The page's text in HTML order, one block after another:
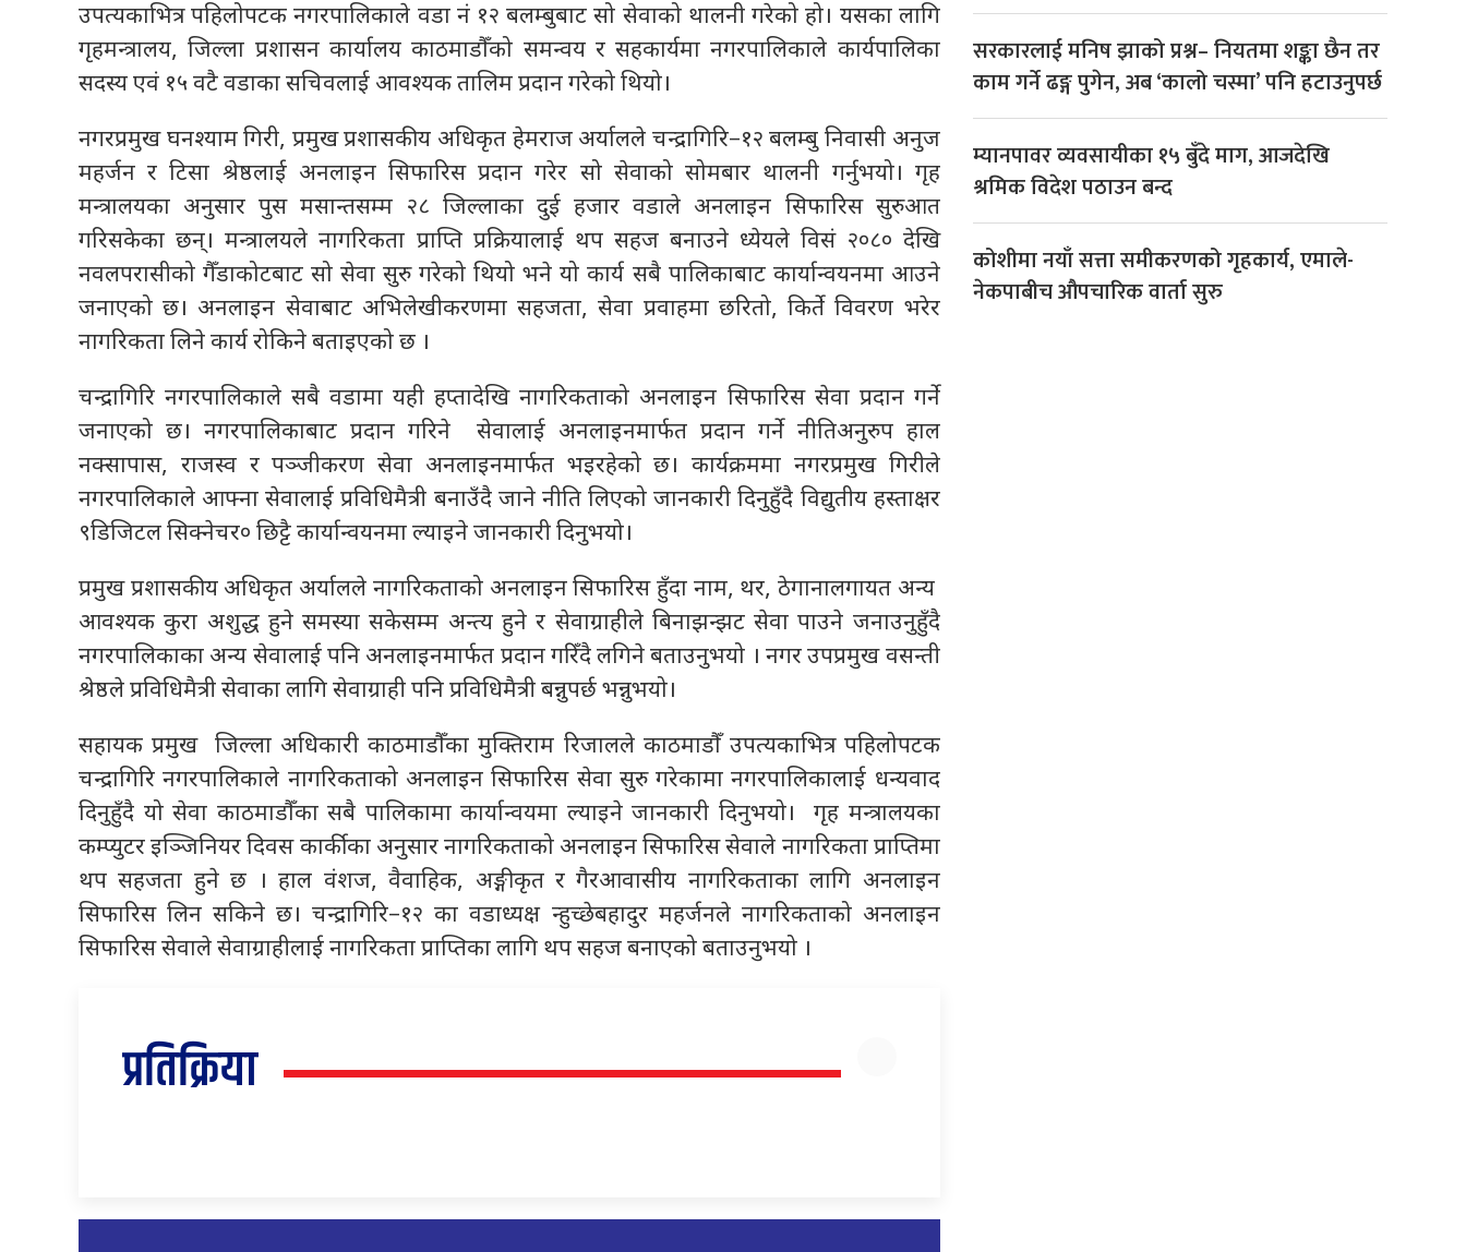
उपत्यकाभित्र पहिलोपटक नगरपालिकाले वडा नं १२ बलम्बुबाट सो सेवाको थालनी गरेको हो। यसका लागि
गृहमन्त्रालय, जिल्ला प्रशासन कार्यालय काठमाडौँको समन्वय र सहकार्यमा नगरपालिकाले कार्यपालिका
सदस्य एवं १५ वटै वडाका सचिवलाई आवश्यक तालिम प्रदान गरेको थियो।
नगरप्रमुख घनश्याम गिरी, प्रमुख प्रशासकीय अधिकृत हेमराज अर्यालले चन्द्रागिरि–१२ बलम्बु निवासी अनुज
महर्जन र टिसा श्रेष्ठलाई अनलाइन सिफारिस प्रदान गरेर सो सेवाको सोमबार थालनी गर्नुभयो। गृह
मन्त्रालयका अनुसार पुस मसान्तसम्म २८ जिल्लाका दुई हजार वडाले अनलाइन सिफारिस सुरुआत
गरिसकेका छन्। मन्त्रालयले नागरिकता प्राप्ति प्रक्रियालाई थप सहज बनाउने ध्येयले विसं २०८० देखि
नवलपरासीको गैँडाकोटबाट सो सेवा सुरु गरेको थियो भने यो कार्य सबै पालिकाबाट कार्यान्वयनमा आउने
जनाएको छ। अनलाइन सेवाबाट अभिलेखीकरणमा सहजता, सेवा प्रवाहमा छरितो, किर्ते विवरण भरेर
नागरिकता लिने कार्य रोकिने बताइएको छ ।
चन्द्रागिरि नगरपालिकाले सबै वडामा यही हप्तादेखि नागरिकताको अनलाइन सिफारिस सेवा प्रदान गर्ने
जनाएको छ। नगरपालिकाबाट प्रदान गरिने सेवालाई अनलाइनमार्फत प्रदान गर्ने नीतिअनुरुप हाल
नक्सापास, राजस्व र पञ्जीकरण सेवा अनलाइनमार्फत भइरहेको छ। कार्यक्रममा नगरप्रमुख गिरीले
नगरपालिकाले आफ्ना सेवालाई प्रविधिमैत्री बनाउँदै जाने नीति लिएको जानकारी दिनुहुँदै विद्युतीय हस्ताक्षर
९डिजिटल सिक्नेचर० छिट्टै कार्यान्वयनमा ल्याइने जानकारी दिनुभयो।
प्रमुख प्रशासकीय अधिकृत अर्यालले नागरिकताको अनलाइन सिफारिस हुँदा नाम, थर, ठेगानालगायत अन्य
आवश्यक कुरा अशुद्ध हुने समस्या सकेसम्म अन्त्य हुने र सेवाग्राहीले बिनाझन्झट सेवा पाउने जनाउनुहुँदै
नगरपालिकाका अन्य सेवालाई पनि अनलाइनमार्फत प्रदान गरिँदै लगिने बताउनुभयो । नगर उपप्रमुख वसन्ती
श्रेष्ठले प्रविधिमैत्री सेवाका लागि सेवाग्राही पनि प्रविधिमैत्री बन्नुपर्छ भन्नुभयो।
सहायक प्रमुख जिल्ला अधिकारी काठमाडौँका मुक्तिराम रिजालले काठमाडौँ उपत्यकाभित्र पहिलोपटक
चन्द्रागिरि नगरपालिकाले नागरिकताको अनलाइन सिफारिस सेवा सुरु गरेकामा नगरपालिकालाई धन्यवाद
दिनुहुँदै यो सेवा काठमाडौँका सबै पालिकामा कार्यान्वयमा ल्याइने जानकारी दिनुभयो। गृह मन्त्रालयका
कम्प्युटर इञ्जिनियर दिवस कार्कीका अनुसार नागरिकताको अनलाइन सिफारिस सेवाले नागरिकता प्राप्तिमा
थप सहजता हुने छ । हाल वंशज, वैवाहिक, अङ्गीकृत र गैरआवासीय नागरिकताका लागि अनलाइन
सिफारिस लिन सकिने छ। चन्द्रागिरि–१२ का वडाध्यक्ष न्हुच्छेबहादुर महर्जनले नागरिकताको अनलाइन
सिफारिस सेवाले सेवाग्राहीलाई नागरिकता प्राप्तिका लागि थप सहज बनाएको बताउनुभयो ।
प्रतिक्रिया
सरकारलाई मनिष झाको प्रश्न– नियतमा शङ्का छैन तर
काम गर्ने ढङ्ग पुगेन, अब ‘कालो चस्मा’ पनि हटाउनुपर्छ
म्यानपावर व्यवसायीका १५ बुँदे माग, आजदेखि
श्रमिक विदेश पठाउन बन्द
कोशीमा नयाँ सत्ता समीकरणको गृहकार्य, एमाले-
नेकपाबीच औपचारिक वार्ता सुरु